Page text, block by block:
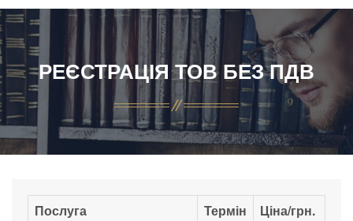
РЕЄСТРАЦІЯ ТОВ БЕЗ ПДВ
Послуга Термін Ціна/грн.